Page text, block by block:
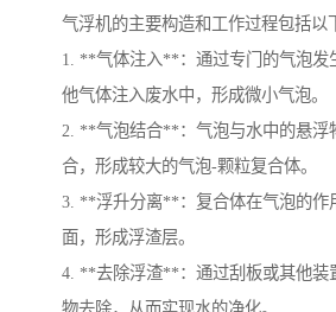
气浮机的主要构造和工作过程包括以
1. **气体注入**：通过专门的气泡发
他气体注入废水中，形成微小气泡。
2. **气泡结合**：气泡与水中的悬浮
合，形成较大的气泡-颗粒复合体。
3. **浮升分离**：复合体在气泡的作
面，形成浮渣层。
4. **去除浮渣**：通过刮板或其他装